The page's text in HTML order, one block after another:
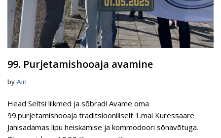
99. Purjetamishooaja avamine
by Airi
Head Seltsi liikmed ja sõbrad! Avame oma
99.purjetamishooaja traditsiooniliselt 1.mai Kuressaare
Jahisadamas lipu heiskamise ja kommodoori sõnavõtuga.